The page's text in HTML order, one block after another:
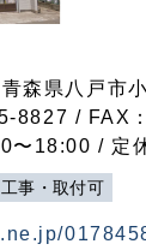
森県八戸市
8827 / FAX
〜18:00 / 定
工事・取付可